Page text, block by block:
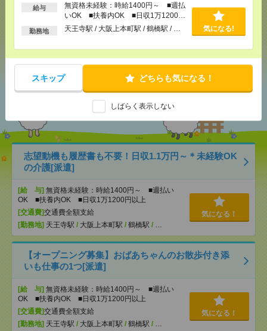
給与
無資格未経験：時給1400円～ ■週払
いOK ■扶養内OK ■日収1万1200円
以上
勤務地 天王寺駅 / 大阪上本町駅 / 鶴橋駅 / … 気になる!
スキップ どちらも気になる！
しばらく表示しない
メールで送る LINEで送る
シェア ツイート ブックマーク
あなたの閲覧履歴からの
おすすめ
志望動機も履歴書も不要！日収1.1万円～＊未経験OK
の介護[派遣]
[給 与] 無資格未経験：時給1400円～ ■週払い
OK ■扶養内OK ■日収1万1200円以上
[交通費]交通費全額支給
[勤務地] 天王寺駅 / 大阪上本町駅 / 鶴橋駅 / …
気になる！
【オープニング募集】おばあちゃんのお散歩付き添
いも仕事の1つ[派遣]
[給 与] 無資格未経験：時給1400円～ ■週払い
OK ■扶養内OK ■日収1万1200円以上
[交通費]交通費全額支給
[勤務地] 天王寺駅 / 大阪上本町駅 / 鶴橋駅 / …
気になる！